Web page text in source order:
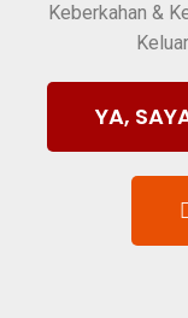
Keberkahan &
YA,